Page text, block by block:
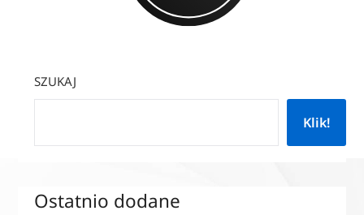
SZUKAJ
Klik!
Ostatnio dodane